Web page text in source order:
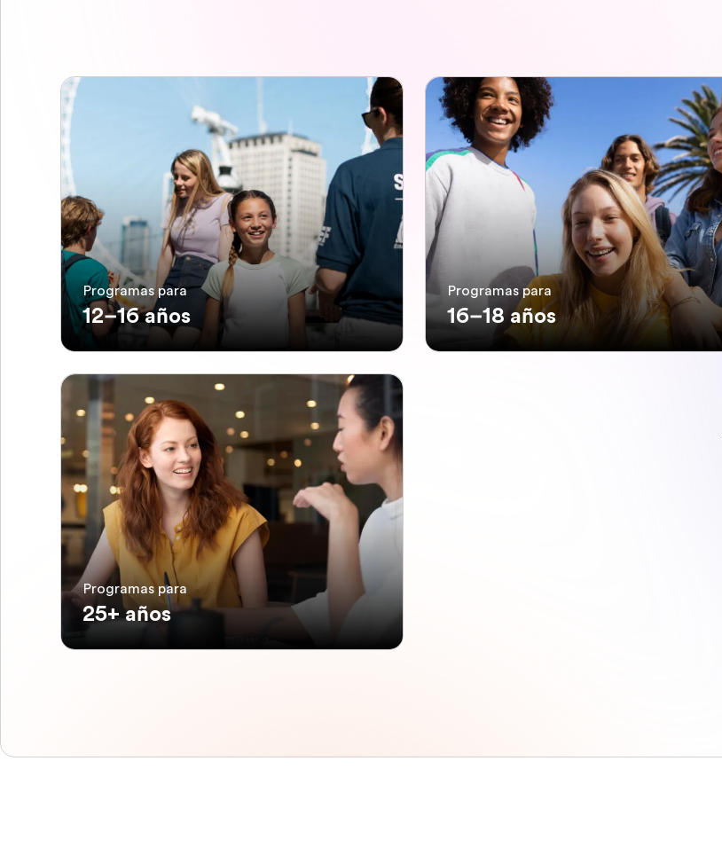
Programas para
12–16 años
Programas para
16–18 años
Programas para
25+ años